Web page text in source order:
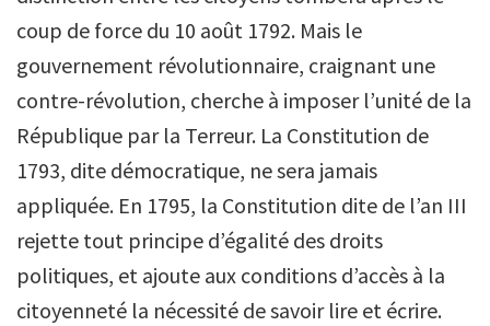
coup de force du 10 août 1792. Mais le
gouvernement révolutionnaire, craignant une
contre-révolution, cherche à imposer l’unité de la
République par la Terreur. La Constitution de
1793, dite démocratique, ne sera jamais
appliquée. En 1795, la Constitution dite de l’an III
rejette tout principe d’égalité des droits
politiques, et ajoute aux conditions d’accès à la
citoyenneté la nécessité de savoir lire et écrire.